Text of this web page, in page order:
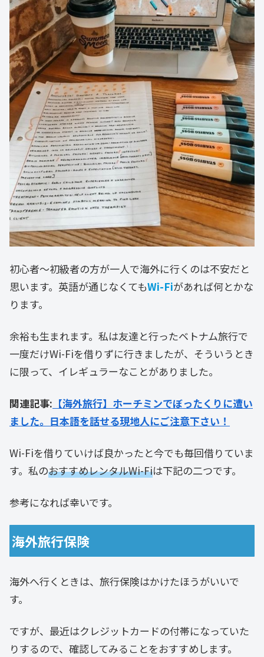
初心者〜初級者の方が一人で海外に行くのは不安だと
思います。英語が通じなくてもWi-Fiがあれば何とかな
ります。
余裕も生まれます。私は友達と行ったベトナム旅行で
一度だけWi-Fiを借りずに行きましたが、そういうとき
に限って、イレギュラーなことがありました。
関連記事: 【海外旅行】ホーチミンでぼったくりに遭い
ました。日本語を話せる現地人にご注意下さい！
Wi-Fiを借りていけば良かったと今でも毎回借りていま
す。私のおすすめレンタルWi-Fiは下記の二つです。
参考になれば幸いです。
海外旅行保険
海外へ行くときは、旅行保険はかけたほうがいいで
す。
ですが、最近はクレジットカードの付帯になっていた
りするので、確認してみることをおすすめします。